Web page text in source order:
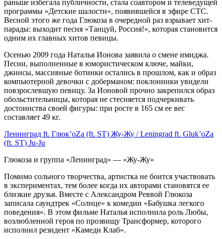
раньше избегала публичности, стала соавтором и телеведущей
программы «Детские шалости», появившейся в эфире СТС.
Весной этого же года Глюкоза в очередной раз взрывает хит-
парады: выходит песня «Танцуй, Россия!», которая становится
одним их главных хитов певицы.
Осенью 2009 года Наталья Ионова заявила о смене имиджа.
Песни, выполненные в юмористическом ключе, майки,
джинсы, массивные ботинки остались в прошлом, как и образ
компьютерной девочки с доберманом: поклонники увидели
повзрослевшую певицу. За Ионовой прочно закрепился образ
обольстительницы, которая не стесняется подчеркивать
достоинства своей фигуры: при росте в 165 см ее вес
составляет 49 кг.
Ленинград ft. Глюк’oZa (ft. ST) Жу-Жу / Leningrad ft. Gluk’oZа
(ft. ST) Ju-Ju
Глюкоза и группа «Ленинград» — «Жу-Жу»
Помимо сольного творчества, артистка не боится участвовать
в экспериментах, тем более когда их авторами становятся ее
близкие друзья. Вместе с Александром Реввой Глюкоза
записала саундтрек «Солнце» к комедии «Бабушка легкого
поведения». В этом фильме Наталья исполнила роль Любы,
возлюбленной героя по прозвищу Трансформер, которого
исполнил резидент «Камеди Клаб».